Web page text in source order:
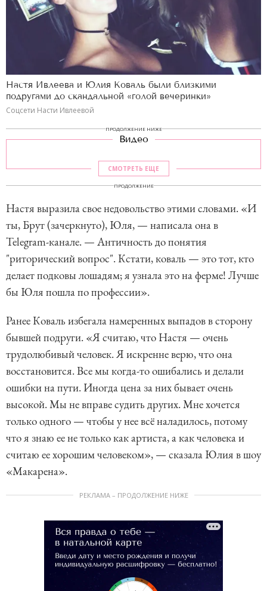
Настя Ивлеева и Юлия Коваль были близкими
подругами до скандальной «голой вечеринки»
Соцсети Насти Ивлеевой
ПРОДОЛЖЕНИЕ НИЖЕ
Видео
СМОТРЕТЬ ЕЩЕ
ПРОДОЛЖЕНИЕ
Настя выразила свое недовольство этими словами. «И
ты, Брут (зачеркнуто), Юля, — написала она в
Telegram-канале. — Античность до понятия
"риторический вопрос". Кстати, коваль — это тот, кто
делает подковы лошадям; я узнала это на ферме! Лучше
бы Юля пошла по профессии».
Ранее Коваль избегала намеренных выпадов в сторону
бывшей подруги. «Я считаю, что Настя — очень
трудолюбивый человек. Я искренне верю, что она
восстановится. Все мы когда-то ошибались и делали
ошибки на пути. Иногда цена за них бывает очень
высокой. Мы не вправе судить других. Мне хочется
только одного — чтобы у нее всё наладилось, потому
что я знаю ее не только как артиста, а как человека и
считаю ее хорошим человеком», — сказала Юлия в шоу
«Макарена».
РЕКЛАМА – ПРОДОЛЖЕНИЕ НИЖЕ